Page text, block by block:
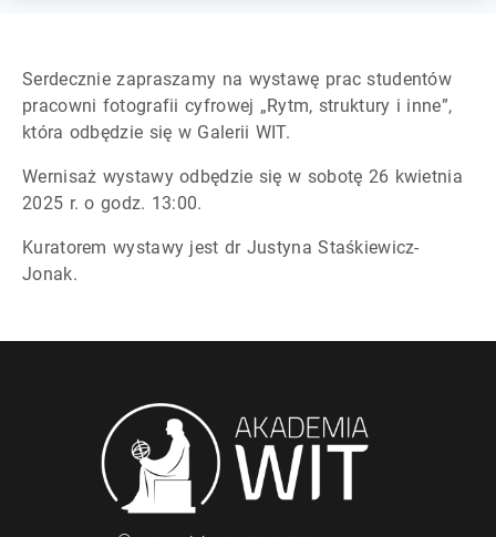
Serdecznie zapraszamy na wystawę prac studentów
pracowni fotografii cyfrowej „Rytm, struktury i inne”,
która odbędzie się w Galerii WIT.
Wernisaż wystawy odbędzie się w sobotę 26 kwietnia
2025 r. o godz. 13:00.
Kuratorem wystawy jest dr Justyna Staśkiewicz-
Jonak.